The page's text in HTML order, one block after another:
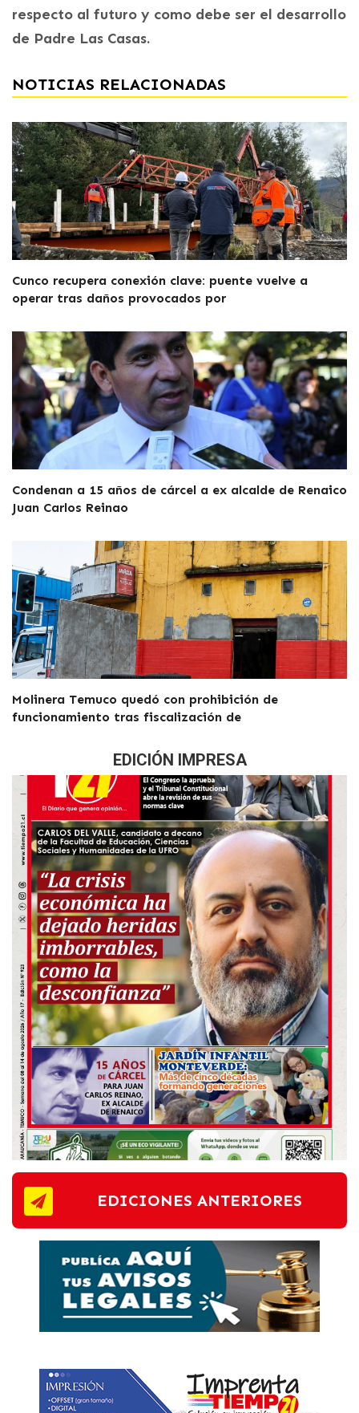
respecto al futuro y como debe ser el desarrollo
de Padre Las Casas.
NOTICIAS RELACIONADAS
Cunco recupera conexión clave: puente vuelve a
operar tras daños provocados por
Condenan a 15 años de cárcel a ex alcalde de Renaico
Juan Carlos Reinao
Molinera Temuco quedó con prohibición de
funcionamiento tras fiscalización de
EDICIÓN IMPRESA
EDICIONES ANTERIORES